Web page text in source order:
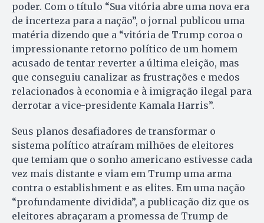
poder. Com o título “Sua vitória abre uma nova era
de incerteza para a nação”, o jornal publicou uma
matéria dizendo que a “vitória de Trump coroa o
impressionante retorno político de um homem
acusado de tentar reverter a última eleição, mas
que conseguiu canalizar as frustrações e medos
relacionados à economia e à imigração ilegal para
derrotar a vice-presidente Kamala Harris”.
Seus planos desafiadores de transformar o
sistema político atraíram milhões de eleitores
que temiam que o sonho americano estivesse cada
vez mais distante e viam em Trump uma arma
contra o establishment e as elites. Em uma nação
“profundamente dividida”, a publicação diz que os
eleitores abraçaram a promessa de Trump de